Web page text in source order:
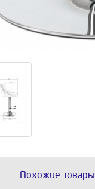
Похожие товары